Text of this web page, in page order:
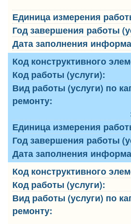
Единица измерения
Год завершения работы
Дата заполнения
Код конструктивного
Код работы (услуги):
Вид работы (услуги) по
ремонту:
Единица измерения
Год завершения работы
Дата заполнения
Код конструктивного
Код работы (услуги):
Вид работы (услуги) по
ремонту: